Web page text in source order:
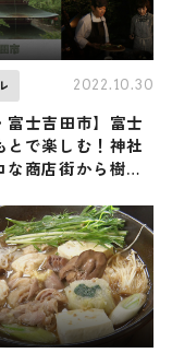
2022.10.30
富士吉田市】富士
とで楽しむ！神社
な商店街から樹海